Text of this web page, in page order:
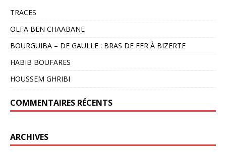
TRACES
OLFA BEN CHAABANE
BOURGUIBA – DE GAULLE : BRAS DE FER À BIZERTE
HABIB BOUFARES
HOUSSEM GHRIBI
COMMENTAIRES RÉCENTS
ARCHIVES